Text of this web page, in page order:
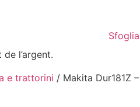
l’argent.
e trattorini / Makita Dur181Z